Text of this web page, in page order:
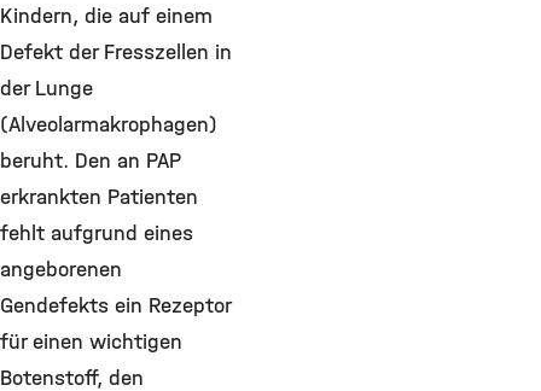
Kindern, die auf einem
Defekt der Fresszellen in
der Lunge
(Alveolarmakrophagen)
beruht. Den an PAP
erkrankten Patienten
fehlt aufgrund eines
angeborenen
Gendefekts ein Rezeptor
für einen wichtigen
Botenstoff, den